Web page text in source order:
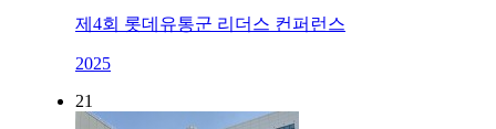
제4회 롯데유통군 리더스 컨퍼런스
2025
21